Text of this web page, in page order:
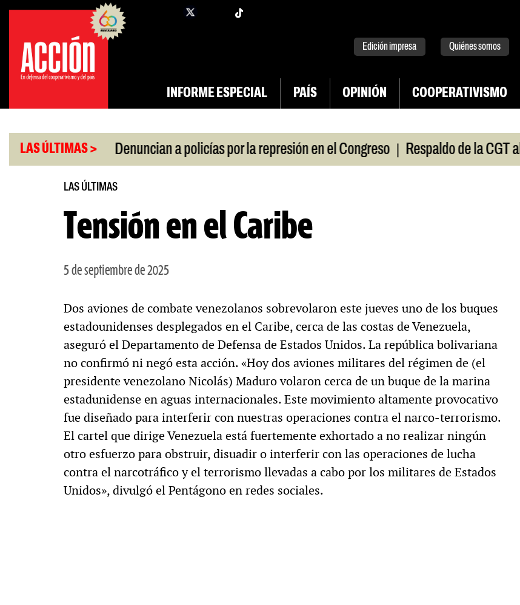
Saltar
contenido
facebook
Edición impresa Quiénes somos
INFORME ESPECIAL PAÍS OPINIÓN COOPERATIVISMO
LAS ÚLTIMAS >
por la crisis | Denuncian a policías por la represión en el Congreso | Respaldo de la CGT al
LAS ÚLTIMAS
Tensión en el Caribe
5 de septiembre de 2025
Dos aviones de combate venezolanos sobrevolaron este jueves uno de los buques
estadounidenses desplegados en el Caribe, cerca de las costas de Venezuela,
aseguró el Departamento de Defensa de Estados Unidos. La república bolivariana
no confirmó ni negó esta acción. «Hoy dos aviones militares del régimen de (el
presidente venezolano Nicolás) Maduro volaron cerca de un buque de la marina
estadunidense en aguas internacionales. Este movimiento altamente provocativo
fue diseñado para interferir con nuestras operaciones contra el narco-terrorismo.
El cartel que dirige Venezuela está fuertemente exhortado a no realizar ningún
otro esfuerzo para obstruir, disuadir o interferir con las operaciones de lucha
contra el narcotráfico y el terrorismo llevadas a cabo por los militares de Estados
Unidos», divulgó el Pentágono en redes sociales.